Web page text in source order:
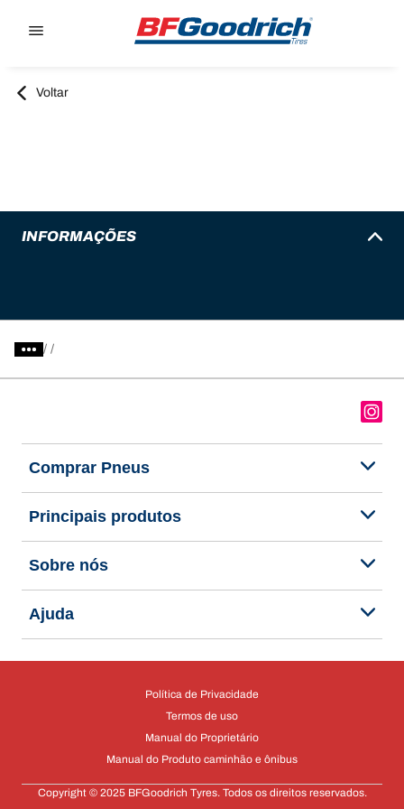
Voltar
INFORMAÇÕES
/
Comprar Pneus
Principais produtos
Sobre nós
Ajuda
Política de Privacidade
Termos de uso
Manual do Proprietário
Manual do Produto caminhão e ônibus
Copyright © 2025 BFGoodrich Tyres. Todos os direitos reservados.